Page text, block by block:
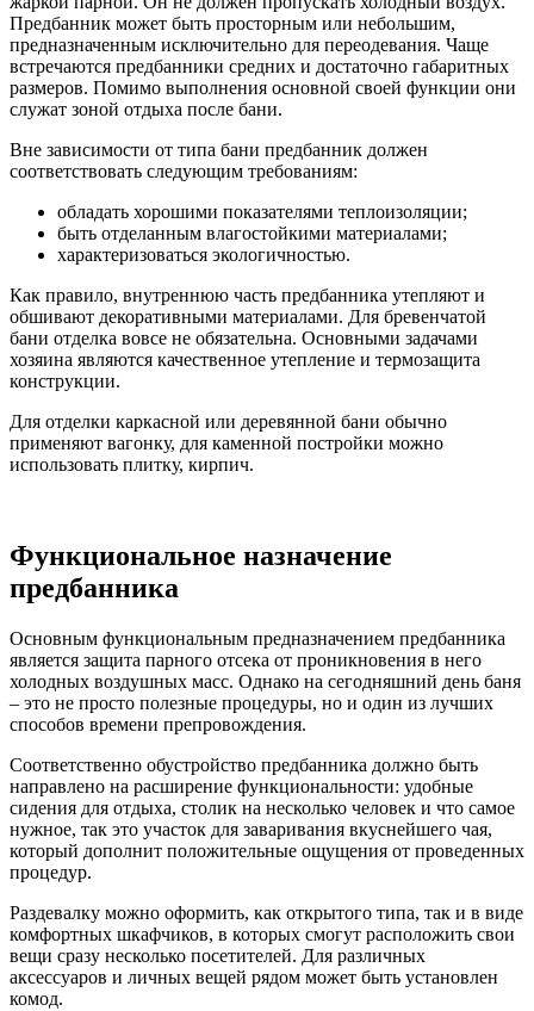
Предбанник может быть просторным или небольшим,
предназначенным исключительно для переодевания. Чаще
встречаются предбанники средних и достаточно габаритных
размеров. Помимо выполнения основной своей функции они
служат зоной отдыха после бани.
Вне зависимости от типа бани предбанник должен
соответствовать следующим требованиям:
обладать хорошими показателями теплоизоляции;
быть отделанным влагостойкими материалами;
характеризоваться экологичностью.
Как правило, внутреннюю часть предбанника утепляют и
обшивают декоративными материалами. Для бревенчатой
бани отделка вовсе не обязательна. Основными задачами
хозяина являются качественное утепление и термозащита
конструкции.
Для отделки каркасной или деревянной бани обычно
применяют вагонку, для каменной постройки можно
использовать плитку, кирпич.
Функциональное назначение
предбанника
Основным функциональным предназначением предбанника
является защита парного отсека от проникновения в него
холодных воздушных масс. Однако на сегодняшний день баня
– это не просто полезные процедуры, но и один из лучших
способов времени препровождения.
Соответственно обустройство предбанника должно быть
направлено на расширение функциональности: удобные
сидения для отдыха, столик на несколько человек и что самое
нужное, так это участок для заваривания вкуснейшего чая,
который дополнит положительные ощущения от проведенных
процедур.
Раздевалку можно оформить, как открытого типа, так и в виде
комфортных шкафчиков, в которых смогут расположить свои
вещи сразу несколько посетителей. Для различных
аксессуаров и личных вещей рядом может быть установлен
комод.